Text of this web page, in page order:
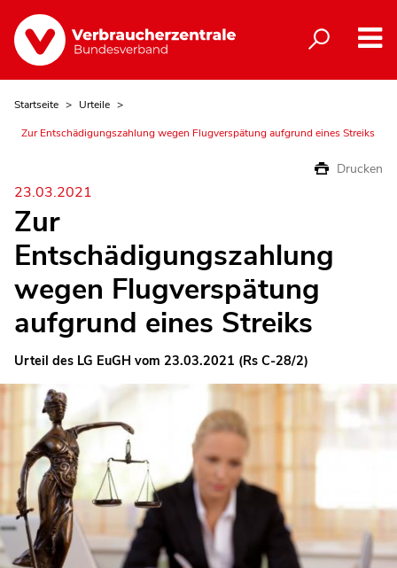
Startseite
Urteile
Zur Entschädigungszahlung wegen Flugverspätung aufgrund eines Streiks
Drucken
23.03.2021
Zur
Entschädigungszahlung
wegen Flugverspätung
aufgrund eines Streiks
Urteil des LG EuGH vom 23.03.2021 (Rs C-28/2)